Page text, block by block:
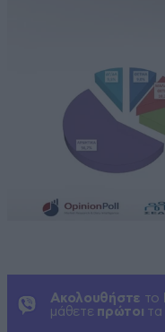
Ακολουθήστε το
μάθετε πρώτοι τα